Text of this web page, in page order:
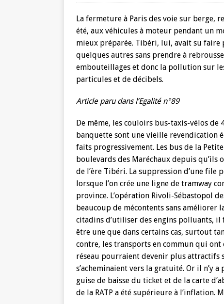
La fermeture à Paris des voie sur berge,
été, aux véhicules à moteur pendant un
mieux préparée. Tibéri, lui, avait su faire
quelques autres sans prendre à
embouteillages et donc la pollution sur
particules et de décibels.
Article paru dans l’Egalité n°89
De même, les couloirs bus-taxis-vélos
banquette sont une vieille revendication
faits progressivement. Les bus de la
boulevards des Maréchaux depuis qu’ils
de l’ère Tibéri. La suppression d’une
lorsque l’on crée une ligne de tramway
province. L’opération Rivoli-Sébastopol
beaucoup de mécontents sans améliorer
citadins d’utiliser des engins polluants,
être une que dans certains cas, surtout
contre, les transports en commun qui
réseau pourraient devenir plus attractifs
s’acheminaient vers la gratuité. Or il n’y
guise de baisse du ticket et de la carte
de la RATP a été supérieure à l’inflation.